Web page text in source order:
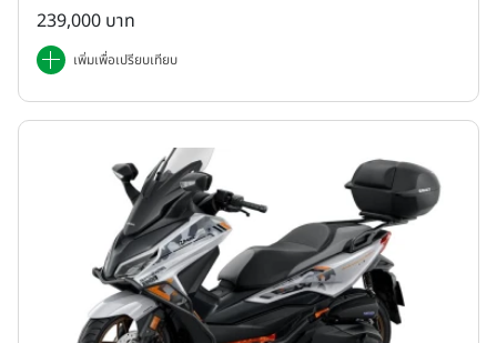
239,000 บาท
เพิ่มเพื่อเปรียบเทียบ